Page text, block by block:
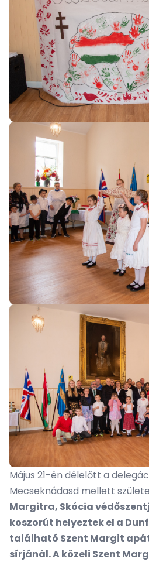
Május 21-én délelőtt a
Mecseknádasd mellett
Margitra, Skócia
koszorút helyeztek el a
található Szent Margit
sírjánál. A közeli Szent